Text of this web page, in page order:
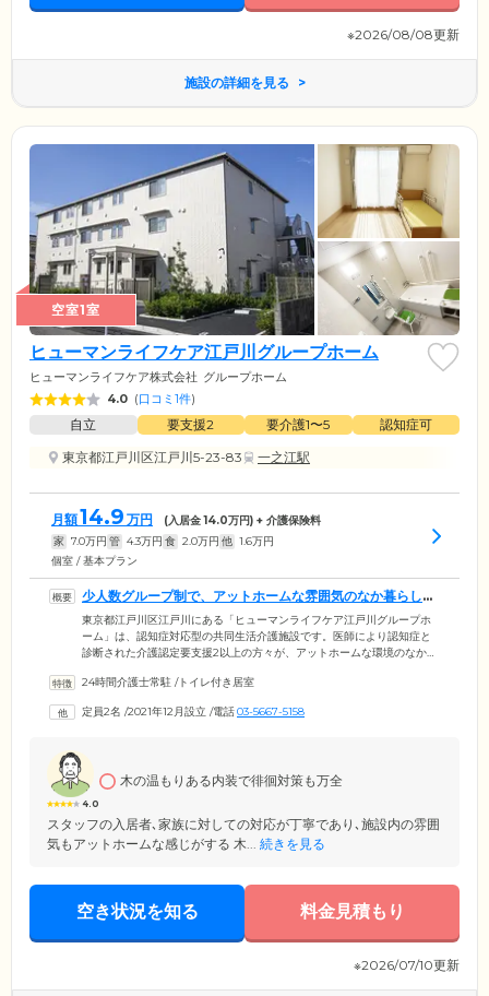
※2026/08/08更新
施設の詳細を見る
空室1室
ヒューマンライフケア江戸川グループホーム
ヒューマンライフケア株式会社 グループホーム
4.0 (口コミ1件)
自立 要支援2 要介護1〜5
認知症可
東京都江戸川区江戸川5-23-83
一之江駅
月額14.9 万円 (入居金14.0万円) + 介護保険料
家 7.0万円 管 4.3万円 食 2.0万円 他 1.6万円
個室 / 基本プラン
少人数グループ制で、アットホームな雰囲気のなか暮らして
いただけます
東京都江戸川区江戸川にある「ヒューマンライフケア江戸川グループホ
ーム」は、認知症対応型の共同生活介護施設です。医師により認知症と
診断された介護認定要支援2以上の方々が、アットホームな環境のなか心
術でご入居者様お一人おひとりの日常生活をサポート。最大定員数18名
過ごしいただける環境です。さらに、各フロアの人数は9名以下に設定。
24時間介護士常駐 /トイレ付き居室
定員2名 /2021年12月設立 /電話03-5667-5158
4.0
木の温もりある内装で徘徊対策も万全
スタッフの入居者､家族に対しての対応が丁寧であり､施設内の雰囲
気もアットホームな感じがする 木... 続きを見る
空き状況を知る 料金見積もり
※2026/07/10更新